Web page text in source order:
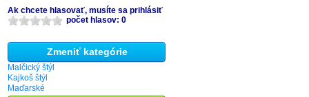
Ak chcete hlasovať, musíte sa prihlásiť
počet hlasov: 0
Zmeniť kategórie
Malčický štýl
Kajkoš štýl
Maďarské